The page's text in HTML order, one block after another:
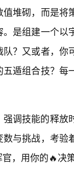
堆砌，而是
是组建一个
？又或者，
遁组合技？
调技能的释放
与挑战，考
官，用你的🔥决